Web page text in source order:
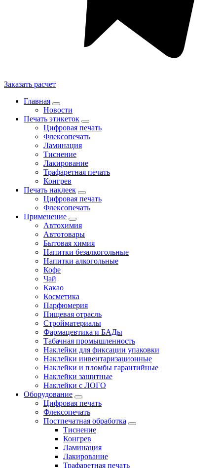
Заказать расчет
Главная
Новости
Печать этикеток
Цифровая печать
Флексопечать
Ламинация
Тиснение
Лакирование
Трафаретная печать
Конгрев
Печать наклеек
Цифровая печать
Флексопечать
Применение
Автохимия
Автотовары
Бытовая химия
Напитки безалкогольные
Напитки алкогольные
Кофе
Чай
Какао
Косметика
Парфюмерия
Пищевая отрасль
Стройматериалы
Фармацевтика и БАДы
Табачная промышленность
Наклейки для фиксации упаковки
Наклейки инвентаризационные
Наклейки и пломбы гарантийные
Наклейки защитные
Наклейки с ЛОГО
Оборудование
Цифровая печать
Флексопечать
Постпечатная обработка
Тиснение
Конгрев
Ламинация
Лакирование
Трафаретная печать